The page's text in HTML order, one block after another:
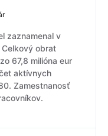
zaznamenal v
obrat
67,8 milióna eur
aktívnych
Zamestnanosť